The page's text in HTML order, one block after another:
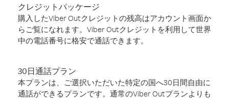
クレジットパッケージ
購入したViber Outクレジットの残高はアカウント画面か
らご覧になれます。Viber Outクレジットを利用して世界
中の電話番号に格安で通話できます。
30日通話プラン
本プランは、ご選択いただいた特定の国へ30日間自由に
通話ができるプランです。通常のViber Outプランよりも